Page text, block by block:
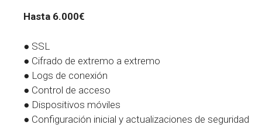
Hasta 6.000€
● SSL
● Cifrado de extremo a extremo
● Logs de conexión
● Control de acceso
● Dispositivos móviles
● Configuración inicial y actualizaciones de seguridad